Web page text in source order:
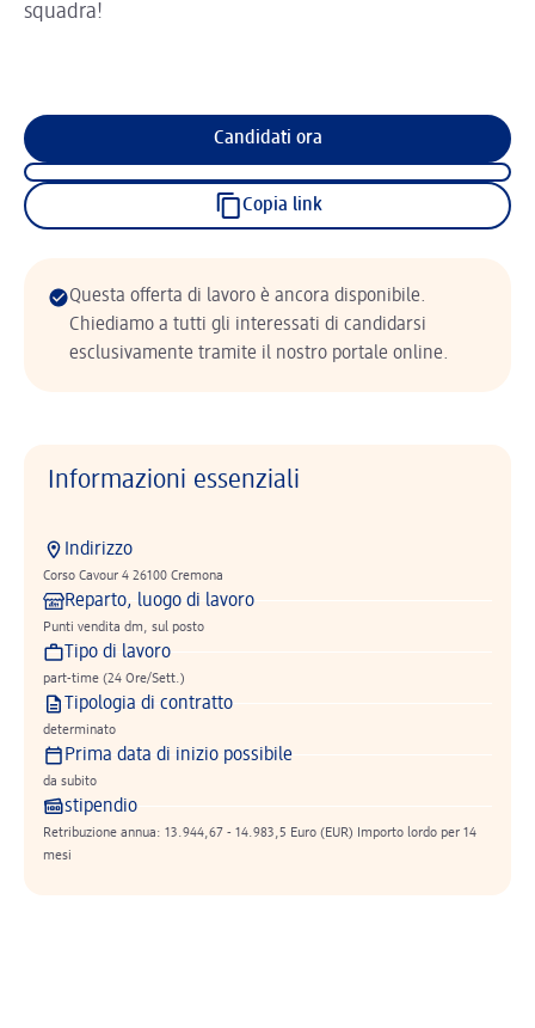
squadra!
Candidati ora
Copia link
Questa offerta di lavoro è ancora disponibile.
Chiediamo a tutti gli interessati di candidarsi
esclusivamente tramite il nostro portale online.
Informazioni essenziali
Indirizzo
Corso Cavour 4 26100 Cremona
Reparto, luogo di lavoro
Punti vendita dm, sul posto
Tipo di lavoro
part-time (24 Ore/Sett.)
Tipologia di contratto
determinato
Prima data di inizio possibile
da subito
stipendio
Retribuzione annua: 13.944,67 - 14.983,5 Euro (EUR) Importo lordo per 14
mesi